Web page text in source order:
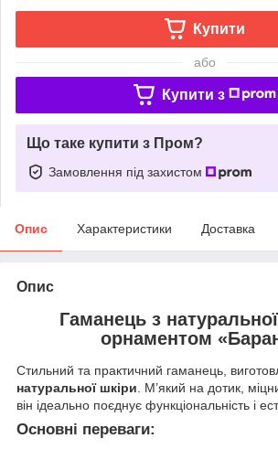
Купити
або
Купити з
Що таке купити з Пром?
Замовлення під захистом
Опис Характеристики Доставка
Опис
Гаманець з
орнаментом
Стильний та практичний гаманець,
натуральної шкіри. М’який на дотик,
він ідеально поєднує функціональність і
Основні переваги: